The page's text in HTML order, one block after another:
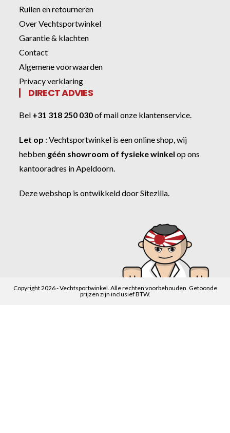
Ruilen en retourneren
Over Vechtsportwinkel
Garantie & klachten
Contact
Algemene voorwaarden
Privacy verklaring
DIRECT ADVIES
Bel +31 318 250 030ofmail onze klantenservice
Let op :Vechtsportwinkel is een online shop, wij
hebben géén showroom of fysieke winkel op ons
kantooradres in Apeldoorn.
Deze webshop is ontwikkeld doorSitezilla
Copyright 2026 - Vechtsportwinkel. Alle rechten voorbehouden. Getoonde
prijzen zijn inclusief BTW.